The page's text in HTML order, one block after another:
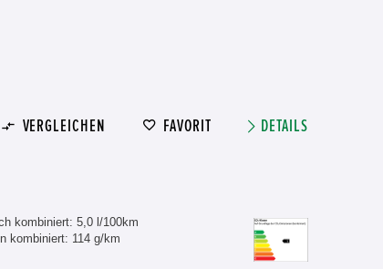
VERGLEICHEN FAVORIT DETAILS
kombiniert: 5,0 l/100km
kombiniert: 114 g/km